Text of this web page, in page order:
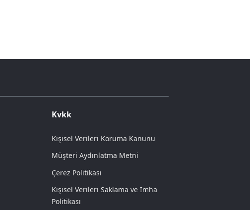
Kvkk
Kişisel Verileri Koruma Kanunu
Müşteri Aydınlatma Metni
Çerez Politikası
Kişisel Verileri Saklama ve İmha
Politikası